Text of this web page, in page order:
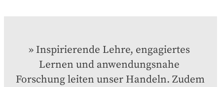
Inspirierende Lehre, engagiertes
Lernen und anwendungsnahe
Forschung leiten unser Handeln. Zudem